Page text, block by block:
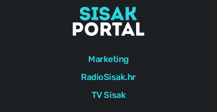
Marketing
RadioSisak.hr
TV Sisak